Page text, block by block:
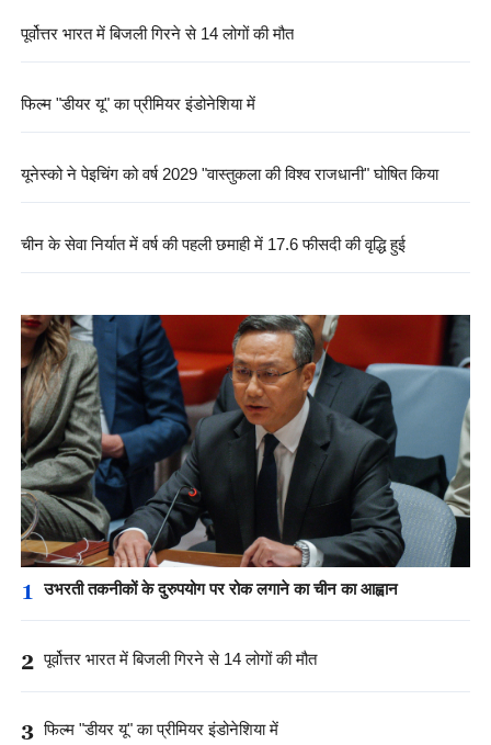
पूर्वोत्तर भारत में बिजली गिरने से 14 लोगों की मौत
फिल्म "डीयर यू" का प्रीमियर इंडोनेशिया में
यूनेस्को ने पेइचिंग को वर्ष 2029 "वास्तुकला की विश्व राजधानी" घोषित किया
चीन के सेवा निर्यात में वर्ष की पहली छमाही में 17.6 फीसदी की वृद्धि हुई
1 उभरती तकनीकों के दुरुपयोग पर रोक लगाने का चीन का आह्वान
2 पूर्वोत्तर भारत में बिजली गिरने से 14 लोगों की मौत
3 फिल्म "डीयर यू" का प्रीमियर इंडोनेशिया में